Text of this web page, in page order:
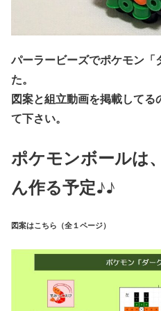
パーラービーズでポケモン「
た。
図案と組立動画を掲載して
て下さい。
ポケモンボールは
ん作る予定♪♪
図案はこちら（全１ページ）